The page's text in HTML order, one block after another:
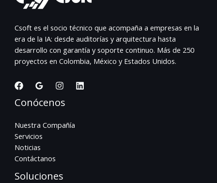
Csoft es el socio técnico que acompaña a empresas en la
era de la IA: desde auditorías y arquitectura hasta
desarrollo con garantía y soporte continuo. Más de 250
proyectos en Colombia, México y Estados Unidos.
Conócenos
Nuestra Compañía
Servicios
Noticias
Contáctanos
Soluciones